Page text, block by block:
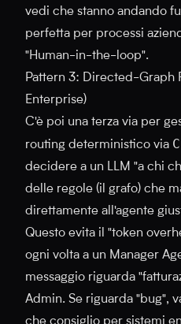
vedi che stanno andando
perfetta per processi
"Human-in-the-loop".
Pattern 3: Directed-Graph
Enterprise)
C'è poi una terza via per
routing deterministico via
decidere a un LLM "a chi
delle regole (il grafo) che
direttamente all'agente
Questo evita il "token
ogni volta a un Manager
messaggio riguarda
Admin. Se riguarda "bug",